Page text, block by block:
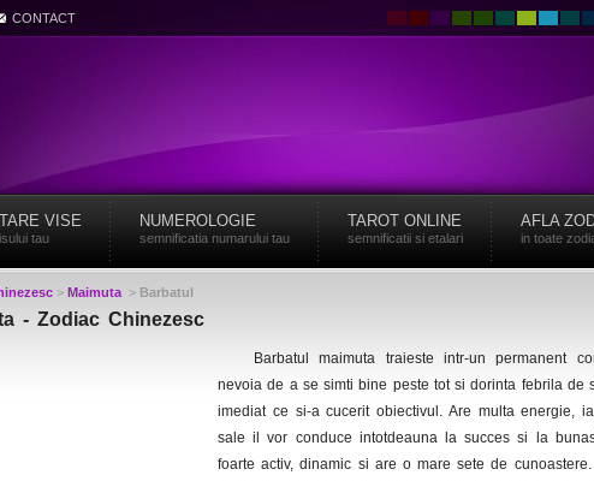
CONTACT
VISE
tau
NUMEROLOGIE
semnificatia numarului tau
TAROT ONLINE
semnificatii si etalari
AFLA
in toate
> Maimuta > Barbatul
- Zodiac Chinezesc
Barbatul maimuta traieste intr-un permanent
nevoia de a se simti bine peste tot si dorinta febrila de
imediat ce si-a cucerit obiectivul. Are multa energie,
sale il vor conduce intotdeauna la succes si la
foarte activ, dinamic si are o mare sete de